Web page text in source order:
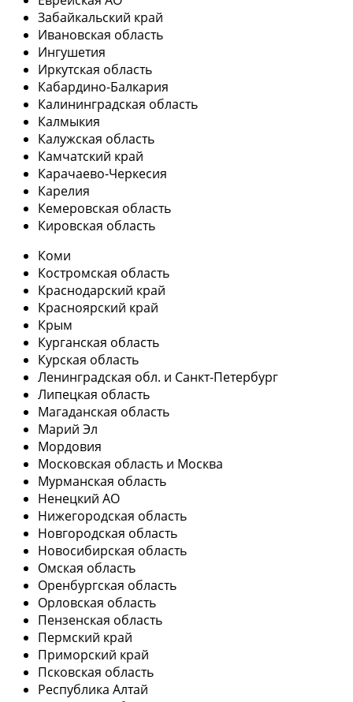
Забайкальский край
Ивановская область
Ингушетия
Иркутская область
Кабардино-Балкария
Калининградская область
Калмыкия
Калужская область
Камчатский край
Карачаево-Черкесия
Карелия
Кемеровская область
Кировская область
Коми
Костромская область
Краснодарский край
Красноярский край
Крым
Курганская область
Курская область
Ленинградская обл. и Санкт-Петербург
Липецкая область
Магаданская область
Марий Эл
Мордовия
Московская область и Москва
Мурманская область
Ненецкий АО
Нижегородская область
Новгородская область
Новосибирская область
Омская область
Оренбургская область
Орловская область
Пензенская область
Пермский край
Приморский край
Псковская область
Республика Алтай